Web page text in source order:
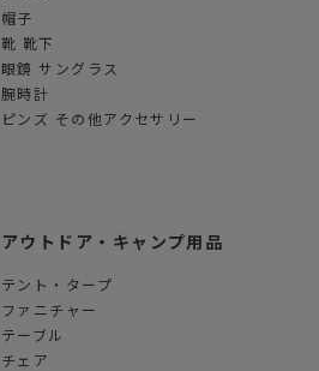
帽子
靴 靴下
眼鏡 サングラス
腕時計
ピンズ その他アクセサリー
アウトドア・キャンプ用品
テント・タープ
ファニチャー
テーブル
チェア